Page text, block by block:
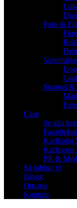
Foto &
Strategi
Case
Se alla
Karlholm
Karlssons
PR &
Så jobbar vi
Blogg
Om oss
Kontakt